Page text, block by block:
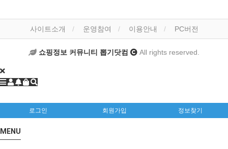
사이트소개 운영참여 이용안내 PC버전
쇼핑정보 커뮤니티 뽑기닷컴 All rights reserved.
로그인 회원가입 정보찾기
MENU